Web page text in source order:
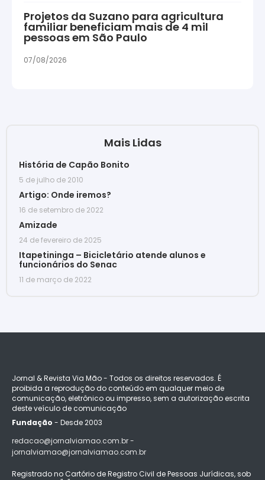
Projetos da Suzano para agricultura
familiar beneficiam mais de 4 mil
pessoas em São Paulo
07/08/2026
Mais Lidas
História de Capão Bonito
5 de julho de 2010
Artigo: Onde iremos?
16 de setembro de 2022
Amizade
24 de fevereiro de 2025
Itapetininga – Bicicletário atende alunos e
funcionários do Senac
11 de março de 2022
Jornal & Revista Via Mão - Todos os direitos reservados. É
proibida a reprodução do conteúdo em qualquer meio de
comunicação, eletrônico ou impresso, sem a autorização escrita
deste veículo de comunicação
Fundação - Desde 2003
redacao@jornalviamao.com.br -
jornalviamao@jornalviamao.com.br
Registrado no Cartório de Registro Civil de Pessoas Jurídicas, sob